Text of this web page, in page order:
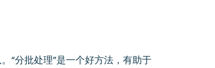
“分批处理”是一个好方法，有助于